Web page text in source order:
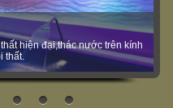
hiện đại,thác nước trên kính
thất.